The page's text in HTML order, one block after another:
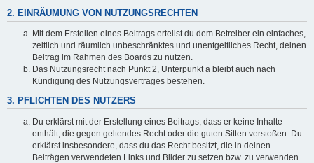
2. EINRÄUMUNG VON NUTZUNGSRECHTEN
Mit dem Erstellen eines Beitrags erteilst du dem Betreiber ein einfaches,
zeitlich und räumlich unbeschränktes und unentgeltliches Recht, deinen
Beitrag im Rahmen des Boards zu nutzen.
Das Nutzungsrecht nach Punkt 2, Unterpunkt a bleibt auch nach
Kündigung des Nutzungsvertrages bestehen.
3. PFLICHTEN DES NUTZERS
Du erklärst mit der Erstellung eines Beitrags, dass er keine Inhalte
enthält, die gegen geltendes Recht oder die guten Sitten verstoßen. Du
erklärst insbesondere, dass du das Recht besitzt, die in deinen
Beiträgen verwendeten Links und Bilder zu setzen bzw. zu verwenden.